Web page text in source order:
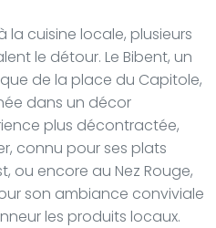
la cuisine locale, plusieurs
le détour. Le Bibent, un
de la place du Capitole,
dans un décor
plus décontractée,
connu pour ses plats
ou encore au Nez Rouge,
son ambiance conviviale
les produits locaux.